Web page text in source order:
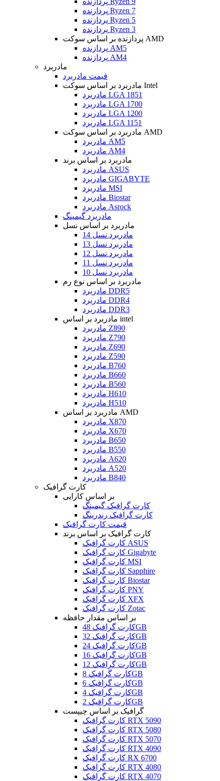
پردازنده Ryzen 7
پردازنده Ryzen 5
پردازنده Ryzen 3
پردازنده بر اساس سوکت AMD
پردازنده AM5
پردازنده AM4
مادربرد
قیمت مادربرد
مادربرد بر اساس سوکت Intel
مادربرد LGA 1851
مادربرد LGA 1700
مادربرد LGA 1200
مادربرد LGA 1151
مادربرد بر اساس سوکت AMD
مادربرد AM5
مادربرد AM4
مادربرد بر اساس برند
مادربرد ASUS
مادربرد GIGABYTE
مادربرد MSI
مادربرد Biostar
مادربرد Asrock
مادربرد گیمینگ
مادربرد بر اساس نسل
مادربرد نسل 14
مادربرد نسل 13
مادربرد نسل 12
مادربرد نسل 11
مادربرد نسل 10
مادربرد بر اساس نوع رم
مادربرد DDR5
مادربرد DDR4
مادربرد DDR3
مادربرد بر اساس intel
مادربرد Z890
مادربرد Z790
مادربرد Z690
مادربرد Z590
مادربرد B760
مادربرد B660
مادربرد B560
مادربرد H610
مادربرد H510
مادربرد بر اساس AMD
مادربرد X870
مادربرد X670
مادربرد B650
مادربرد B550
مادربرد A620
مادربرد A520
مادربرد B840
کارت گرافیک
بر اساس کارایی
کارت گرافیک گیمینگ
کارت گرافیک رندرینگ
قیمت کارت گرافیک
کارت گرافیک بر اساس برند
کارت گرافیک ASUS
کارت گرافیک Gigabyte
کارت گرافیک MSI
کارت گرافیک Sapphire
کارت گرافیک Biostar
کارت گرافیک PNY
کارت گرافیک XFX
کارت گرافیک Zotac
بر اساس مقدار حافظه
کارت گرافیک 48GB
کارت گرافیک 32GB
کارت گرافیک 24GB
کارت گرافیک 16GB
کارت گرافیک 12GB
کارت گرافیک 8GB
کارت گرافیک 6GB
کارت گرافیک 4GB
کارت گرافیک 2GB
گرافیک بر اساس چیپست
کارت گرافیک RTX 5090
کارت گرافیک RTX 5080
کارت گرافیک RTX 5070
کارت گرافیک RTX 4090
کارت گرافیک RX 6700
کارت گرافیک RTX 4080
کارت گرافیک RTX 4070